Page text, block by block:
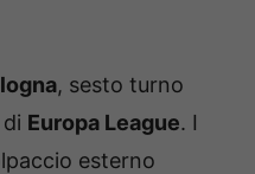
, sesto turno
Europa League. I
esterno